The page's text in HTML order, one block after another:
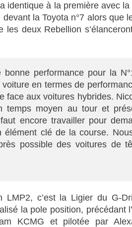
identique à la première avec la
la Toyota n°7 alors que
deux Rebellion
performance pour la
en termes de
face aux voitures hybrides.
temps moyen au tour et
encore travailler pour
élément clé de la course.
possible des voitures de
LMP2, c’est la Ligier du G-
la pole position, précédant
KCMG et pilotée par